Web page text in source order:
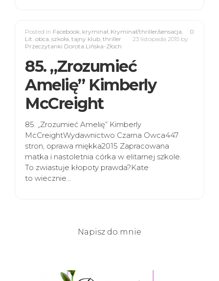
0
Posted in Facebook, kryminał, Kryminał/thriller/sensacja,
Lit. obca, szkoła, tajny klub, thriller 23 listopada 2015 by
Przeczytanki Dorota Lińska-Złoch
85. „Zrozumieć
Amelię” Kimberly
McCreight
85. „Zrozumieć Amelię” Kimberly
McCreightWydawnictwo Czarna Owca447
stron, oprawa miękka2015 Zapracowana
matka i nastoletnia córka w elitarnej szkole.
To zwiastuje kłopoty prawda?Kate
to wiecznie…
Napisz do mnie